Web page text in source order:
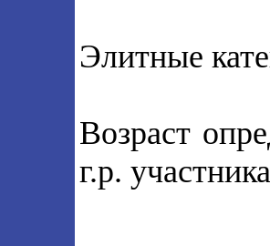
Элитные
Возраст
г.р.